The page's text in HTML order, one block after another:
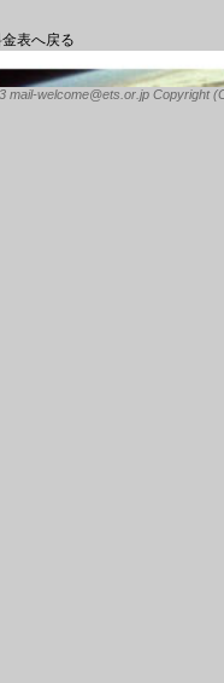
表へ戻る
mail-welcome@ets.or.jp Copyright